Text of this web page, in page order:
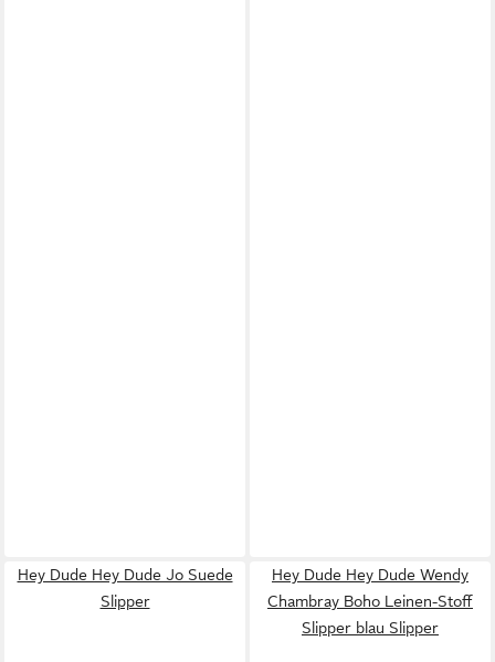
Hey Dude Hey Dude Jo Suede
Slipper
Hey Dude Hey Dude Wendy
Chambray Boho Leinen-Stoff
Slipper blau Slipper